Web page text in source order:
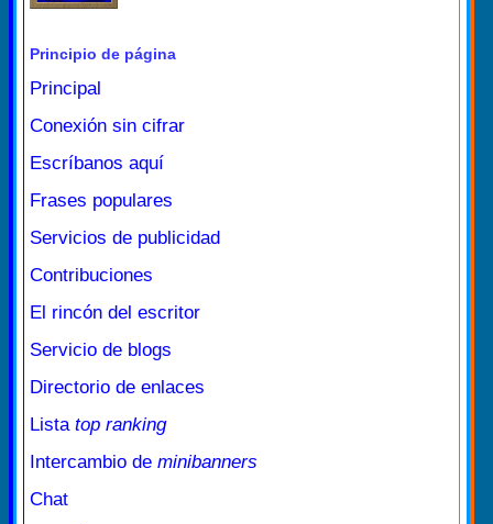
Principio de página
Principal
Conexión sin cifrar
Escríbanos aquí
Frases populares
Servicios de publicidad
Contribuciones
El rincón del escritor
Servicio de blogs
Directorio de enlaces
Lista top ranking
Intercambio de minibanners
Chat